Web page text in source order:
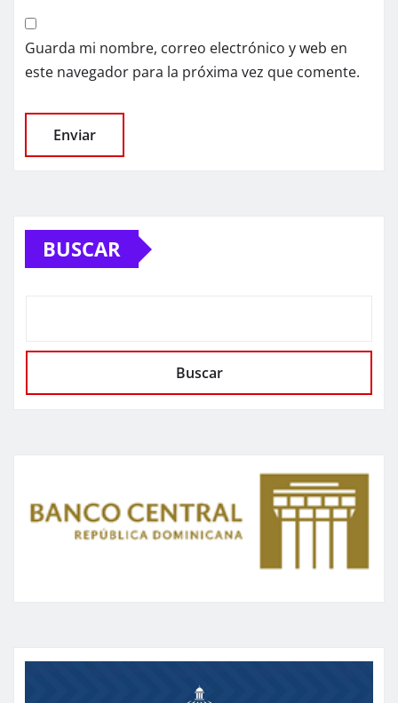
Guarda mi nombre, correo electrónico y web en
este navegador para la próxima vez que comente.
BUSCAR
Buscar